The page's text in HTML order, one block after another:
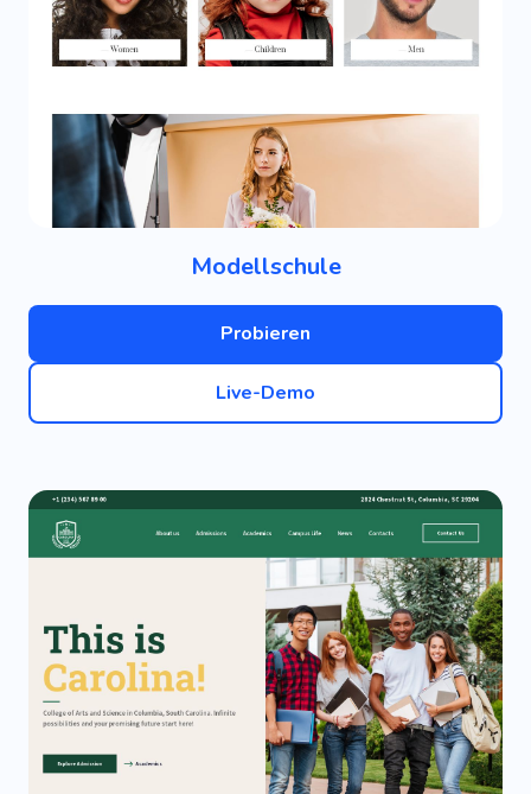
Modellschule
Probieren
Live-Demo